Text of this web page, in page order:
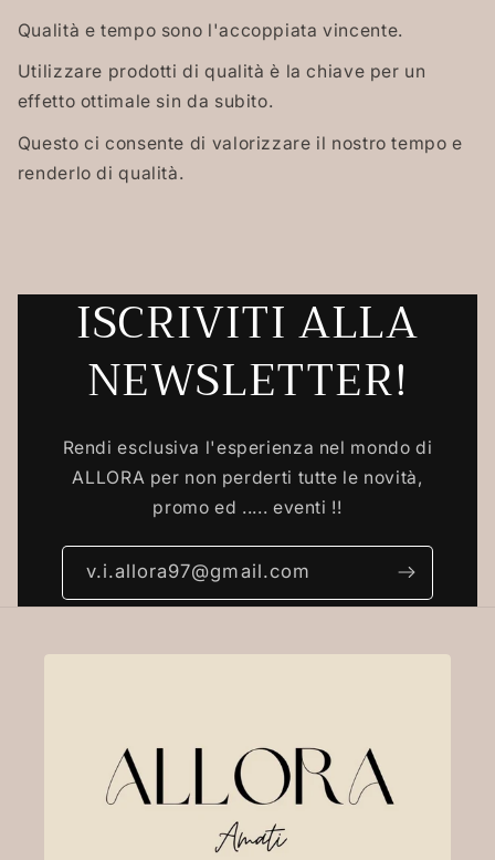
Qualità e tempo sono l'accoppiata vincente.
Utilizzare prodotti di qualità è la chiave per un
effetto ottimale sin da subito.
Questo ci consente di valorizzare il nostro tempo e
renderlo di qualità.
ISCRIVITI ALLA
NEWSLETTER!
Rendi esclusiva l'esperienza nel mondo di
ALLORA per non perderti tutte le novità,
promo ed ..... eventi !!
v.i.allora97@gmail.com